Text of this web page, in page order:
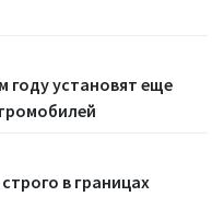
году установят еще
в границах